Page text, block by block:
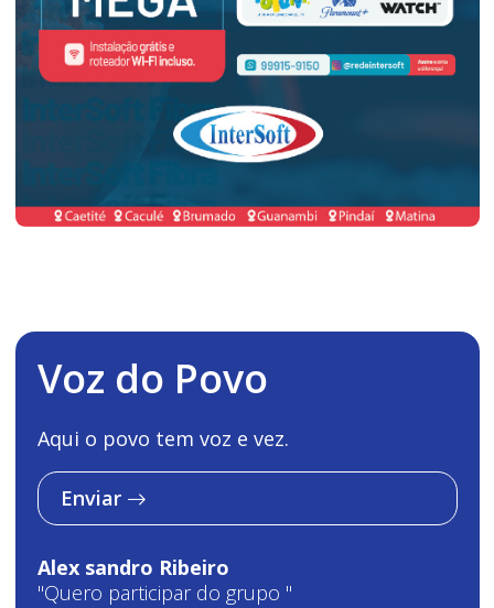
Voz do Povo
Aqui o povo tem voz e vez.
Enviar
Alex sandro Ribeiro
"Quero participar do grupo "